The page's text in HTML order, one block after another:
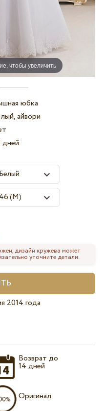
чтобы увеличить
юбка
айвори
дней
дизайн кружева может
уточните детали.
2014 года
Возврат до
14 дней
Оригинал